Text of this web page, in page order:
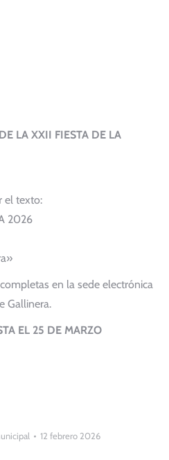
LA XXII FIESTA DE LA
el texto:
2026
en la sede electrónica
Gallinera.
EL 25 DE MARZO
12 febrero 2026